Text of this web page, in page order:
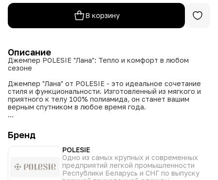
В корзину
Описание
Джемпер POLESIE "Лана": Тепло и комфорт в любом
сезоне
Джемпер "Лана" от POLESIE - это идеальное сочетание
стиля и функциональности. Изготовленный из мягкого и
приятного к телу 100% полиамида, он станет вашим
верным спутником в любое время года.
Цельновязаный крой: обеспечивает безупречную
посадку и комфорт.
Немного расширенный книзу: придает изделию
современный силуэт.
Длинный рукав реглан-пагон: обеспечивает свободу
Бренд
POLESIE
Одно из самых крупных и современных
предприятий легкой промышленности
Республики Беларусь и СНГ по выпуску